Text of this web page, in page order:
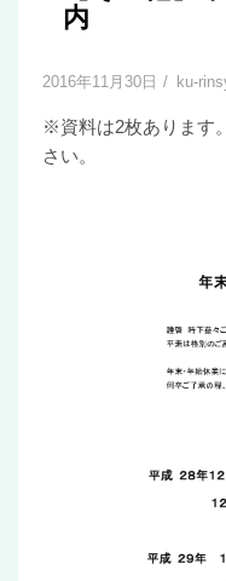
内
2016年11月30日 ku-
※資料は2枚あります
さい。